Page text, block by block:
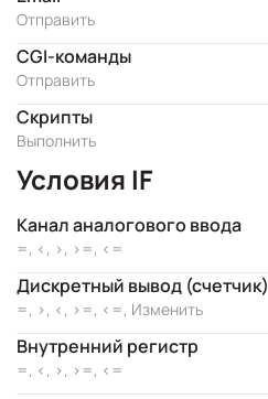
Отправить
CGI-команды
Отправить
Скрипты
Выполнить
Условия IF
Канал аналогового ввода
=, <, >, >=, <=
Дискретный вывод (счетчик)
=, >, <, >=, <=, Изменить
Внутренний регистр
=, <, >, >=, <=